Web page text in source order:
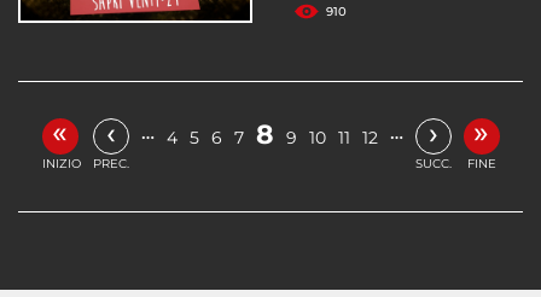
910
«
INIZIO
‹
PREC.
… 4 5 6 7 8 9 10 11 12 … ›
SUCC.
»
FINE